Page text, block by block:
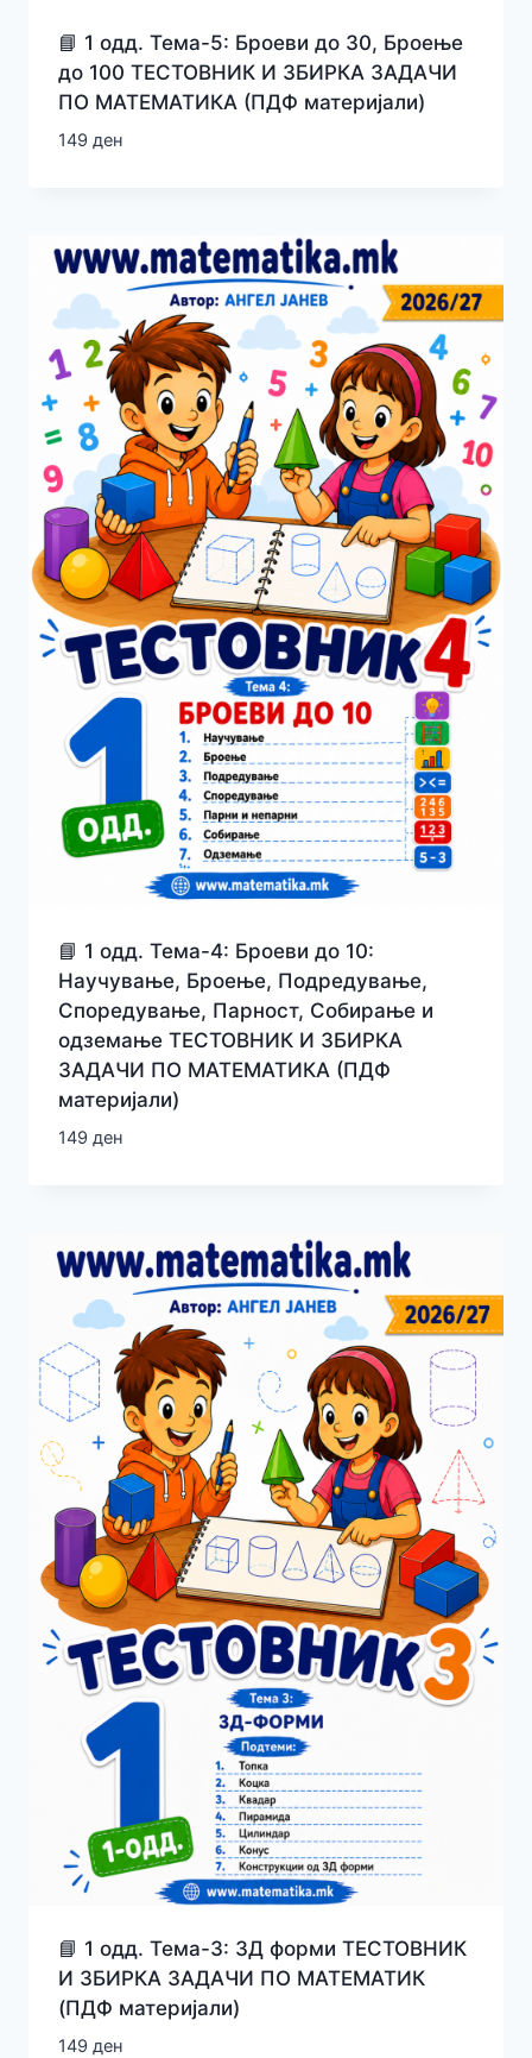
📘 1 одд. Тема-5: Броеви до 30, Броење
до 100 ТЕСТОВНИК И ЗБИРКА ЗАДАЧИ
ПО МАТЕМАТИКА (ПДФ материјали)
149 ден
📘 1 одд. Тема-4: Броеви до 10:
Научување, Броење, Подредување,
Споредување, Парност, Собирање и
одземање ТЕСТОВНИК И ЗБИРКА
ЗАДАЧИ ПО МАТЕМАТИКА (ПДФ
материјали)
149 ден
📘 1 одд. Тема-3: 3Д форми ТЕСТОВНИК
И ЗБИРКА ЗАДАЧИ ПО МАТЕМАТИК
(ПДФ материјали)
149 ден